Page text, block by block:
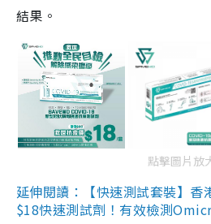
結果。
點擊圖片放
延伸閱讀：【快速測試套裝】香
$18快速測試劑！有效檢測